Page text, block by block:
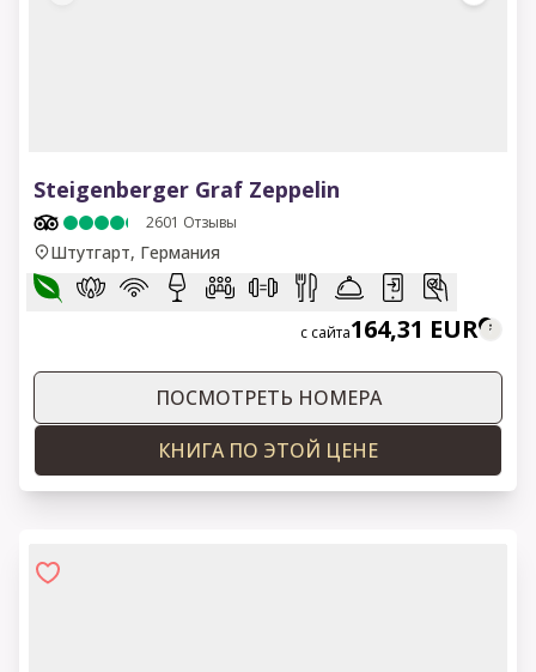
Steigenberger Graf Zeppelin
2601 Отзывы
Штутгарт, Германия
с сайта164,31 EUR
ПОСМОТРЕТЬ НОМЕРА
КНИГА ПО ЭТОЙ ЦЕНЕ